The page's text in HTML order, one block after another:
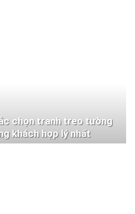
chọn tranh treo tường
khách hợp lý nhất